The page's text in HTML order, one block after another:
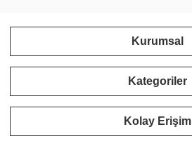
Kurumsal
Kategoriler
Kolay Erişim